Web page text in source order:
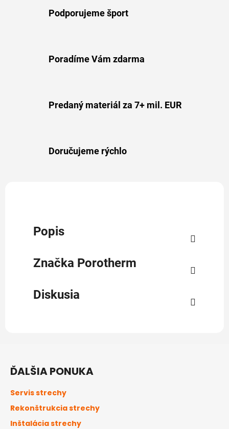
Podporujeme šport
Poradíme Vám zdarma
Predaný materiál za 7+ mil. EUR
Doručujeme rýchlo
Popis
Značka Porotherm
Diskusia
ĎALŠIA PONUKA
Servis strechy
Rekonštrukcia strechy
Inštalácia strechy